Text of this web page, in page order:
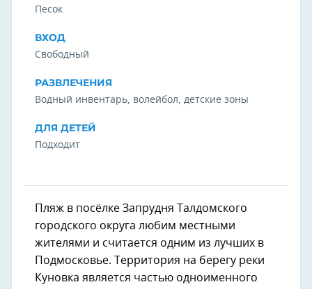
Песок
ВХОД
Свободный
РАЗВЛЕЧЕНИЯ
Водный инвентарь, волейбол, детские зоны
ДЛЯ ДЕТЕЙ
Подходит
Пляж в посёлке Запрудня Талдомского
городского округа любим местными
жителями и считается одним из лучших в
Подмосковье. Территория на берегу реки
Куновка является частью одноименного